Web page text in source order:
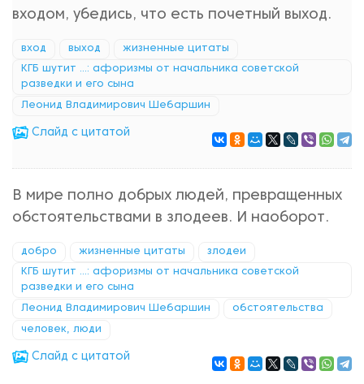
входом, убедись, что есть почетный выход.
вход выход жизненные цитаты
КГБ шутит ...: афоризмы от начальника советской
разведки и его сына
Леонид Владимирович Шебаршин
Cлайд с цитатой
В мире полно добрых людей, превращенных
обстоятельствами в злодеев. И наоборот.
добро жизненные цитаты злодеи
КГБ шутит ...: афоризмы от начальника советской
разведки и его сына
Леонид Владимирович Шебаршин обстоятельства
человек, люди
Cлайд с цитатой